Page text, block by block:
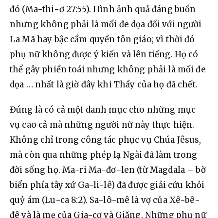
đó (Ma-thi-ơ 27:55). Hình ảnh quả đáng buồn
nhưng không phải là mối đe dọa đối với người
La Mã hay bậc cầm quyền tôn giáo; vì thời đó
phụ nữ không được ý kiến ​​và lên tiếng. Họ có
thể gây phiền toái nhưng không phải là mối đe
dọa … nhất là giờ đây khi Thầy của họ đã chết.
Đúng là có cả một danh mục cho những mục
vụ cao cả mà những người nữ này thực hiện.
Không chỉ trong công tác phục vụ Chúa Jêsus,
mà còn qua những phép lạ Ngài đã làm trong
đời sống họ. Ma-ri Ma-đơ-len (từ Magdala – bờ
biển phía tây xứ Ga-li-lê) đã được giải cứu khỏi
quỷ ám (Lu-ca 8:2). Sa-lô-mê là vợ của Xê-bê-
đê và là mẹ của Gia-cơ và Giăng. Những phụ nữ